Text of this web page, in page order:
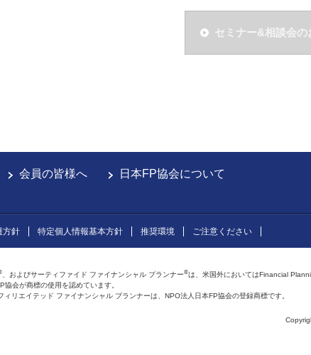
セミナー&相談会の
会員の皆様へ 日本FP協会について
方針 特定個人情報基本方針 推奨環境 ご注意ください
、およびサーティファイド ファイナンシャル プランナー®は、米国外においてはFinancial
会が商標の使用を認めています。
リエイテッド ファイナンシャル プランナーは、NPO法人日本FP協会の登録商標です。